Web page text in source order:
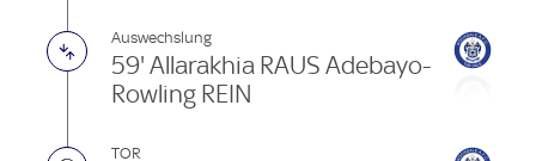
Auswechslung
59' Allarakhia RAUS Adebayo-
Rowling REIN
TOR